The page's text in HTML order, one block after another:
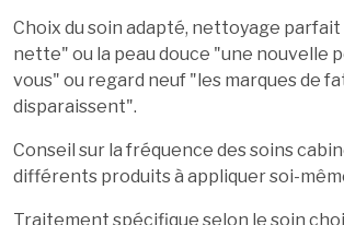
Choix du soin adapté, nettoyage
nette" ou la peau douce "une nouvelle
vous" ou regard neuf "les marques de
disparaissent".
Conseil sur la fréquence des soins
différents produits à appliquer soi-
Traitement spécifique selon le soin